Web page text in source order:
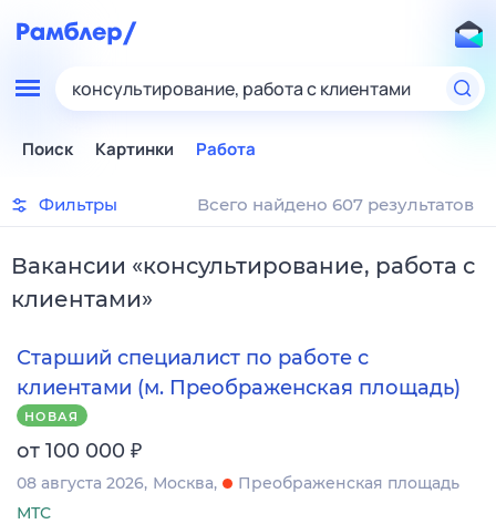
консультирование, работа с клиентами
Поиск Картинки Работа
Фильтры Всего найдено 607 результатов
Вакансии «консультирование, работа с
клиентами»
Старший специалист по работе с
клиентами (м. Преображенская площадь)
НОВАЯ
от 100 000 ₽
08 августа 2026 Москва
Преображенская площадь
МТС